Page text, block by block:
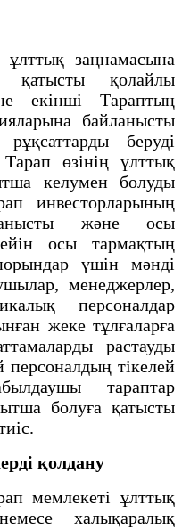
заңнамасына
қатысты қолайлы
екінші Тараптың
байланысты
беруді
өзінің ұлттық
келумен болуды
инвесторларының
және осы
осы тармақтың
үшін мәнді
менеджерлер,
персоналдар
жеке тұлғаларға
растауды
тікелей
тараптар
болуға қатысты
қолдану
мемлекеті ұлттық
халықаралық